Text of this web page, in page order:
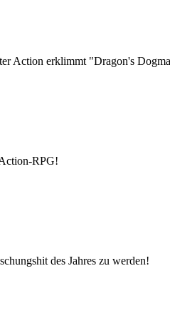
Action erklimmt "Dragon's
RPG!
des Jahres zu werden!